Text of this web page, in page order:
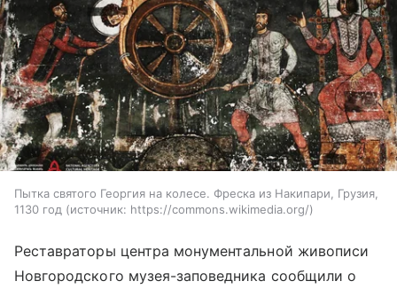
Пытка святого Георгия на колесе. Фреска из Накипари, Грузия,
1130 год
источник: https://commons.wikimedia.org/
Реставраторы центра монументальной живописи
Новгородского музея-заповедника сообщили о